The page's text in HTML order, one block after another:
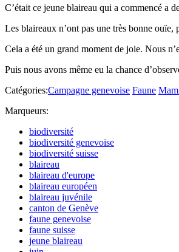
C’était ce jeune blaireau qui a commencé a
Les blaireaux n’ont pas une très bonne
Cela a été un grand moment de joie. Nous
Puis nous avons même eu la chance
Catégories:Campagne genevoise Faune
Marqueurs:
biodiversité
biodiversité genevoise
biodiversité suisse
blaireau
blaireau d'europe
blaireau européen
blaireau juvénile
canton de Genève
faune genevoise
faune suisse
jeune blaireau